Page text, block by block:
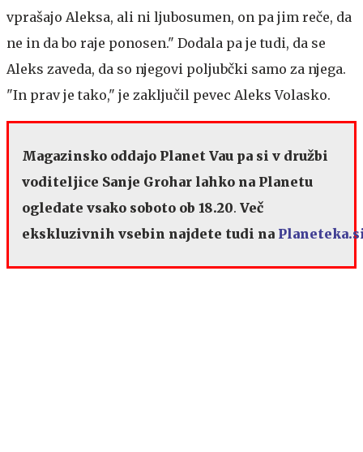
vprašajo Aleksa, ali ni ljubosumen, on pa jim reče, da
ne in da bo raje ponosen." Dodala pa je tudi, da se
Aleks zaveda, da so njegovi poljubčki samo za njega.
"In prav je tako," je zaključil pevec Aleks Volasko.
Magazinsko oddajo Planet Vau pa si v družbi
voditeljice Sanje Grohar lahko na Planetu
ogledate vsako soboto ob 18.20. Več
ekskluzivnih vsebin najdete tudi na